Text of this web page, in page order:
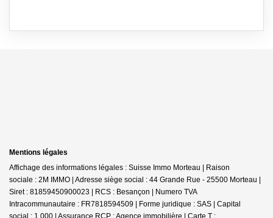
Mentions légales
Affichage des informations légales : Suisse Immo Morteau | Raison
sociale : 2M IMMO | Adresse siège social : 44 Grande Rue - 25500 Morteau |
Siret : 81859450900023 | RCS : Besançon | Numero TVA
Intracommunautaire : FR7818594509 | Forme juridique : SAS | Capital
social : 1 000 | Assurance RCP : Agence immobilière | Carte T :